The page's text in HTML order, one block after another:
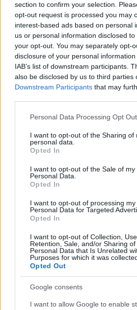
section to confirm your selection.
opt-out request is processed you may
interest-based ads based on personal
us or personal information disclosed
your opt-out. You may separately opt-
disclosure of your personal
IAB’s list of downstream participants.
also be disclosed by us to third parties
Downstream Participants that may
Please note that this website/app uses
not limited to your visit or usage
grant or deny consent to Google and
use your data for below specified
consent section.
Personal Data Processing Opt
I want to opt-out of the Sharing of
personal data.
Opted In
I want to opt-out of the Sale of my
Personal Data.
Opted In
I want to opt-out of processing my
Personal Data for Targeted
Opted In
I want to opt-out of Collection,
Retention, Sale, and/or Sharing of
Personal Data that Is Unrelated
Purposes for which it was
Opted Out
Google consents
I want to allow Google to enable
hagyományaiban, ugyanakkor
reflektál jelenünk rezgéseire. Az
Booth és Trevor Mires, azaz a TRYPL
akik a legkülönbözőbb stílusokban és
otthonosan mozgó, Nagy-Britannia
művészek.
A lemezfelvételt most
különleges programmal
November 20-án, a rögzítés utolsó
csatlakozhat hozzájuk ötven
stúdióban helyet foglalva közvetlen
lemez teljes zenei anyagát. A
is készül, maradandó audiovizuális
egyszeri és páratlan eseményről. A
bárki előtt nyitott, azonban a limitált
érdemes igyekeznie annak, aki
támogatói jegyeket a kvartett
finanszírozási kampányának
ezen a linken.